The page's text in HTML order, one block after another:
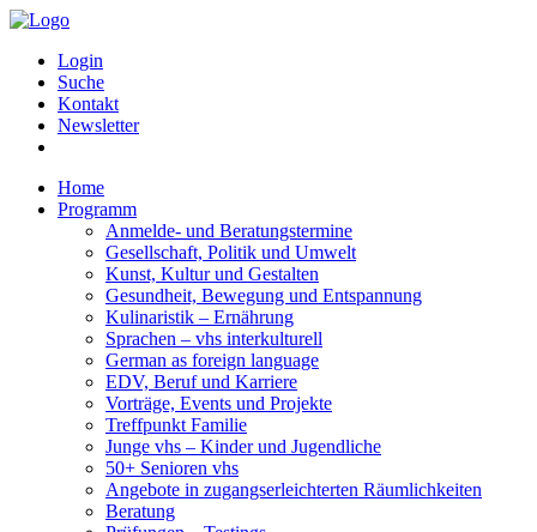
Login
Suche
Kontakt
Newsletter
Home
Programm
Anmelde- und Beratungstermine
Gesellschaft, Politik und Umwelt
Kunst, Kultur und Gestalten
Gesundheit, Bewegung und Entspannung
Kulinaristik – Ernährung
Sprachen – vhs interkulturell
German as foreign language
EDV, Beruf und Karriere
Vorträge, Events und Projekte
Treffpunkt Familie
Junge vhs – Kinder und Jugendliche
50+ Senioren vhs
Angebote in zugangserleichterten Räumlichkeiten
Beratung